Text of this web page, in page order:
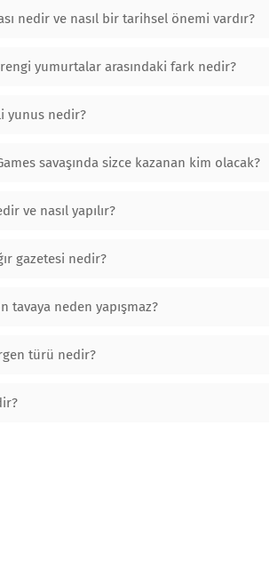
nedir ve nasıl bir tarihsel önemi vardır?
yumurtalar arasındaki fark nedir?
yunus nedir?
savaşında sizce kazanan kim olacak?
ve nasıl yapılır?
gazetesi nedir?
tavaya neden yapışmaz?
türü nedir?